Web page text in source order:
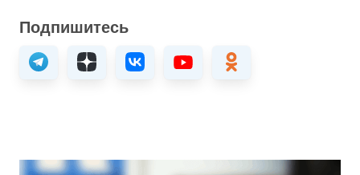
Подпишитесь